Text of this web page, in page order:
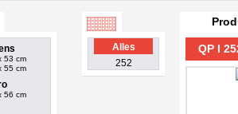
53 cm
55 cm
56 cm
Alles
252
QP I